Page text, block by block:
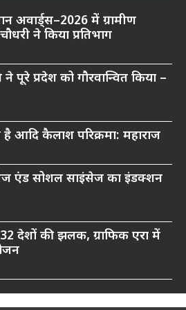
अवार्ड्स–2026 में ग्रामीण
ने किया प्रतिभाग
ने पूरे प्रदेश को गौरवान्वित किया –
है आदि कैलाश परिक्रमा: महाराज
एंड सोशल साइंसेज का इंडक्शन
देशों की झलक, ग्राफिक एरा में